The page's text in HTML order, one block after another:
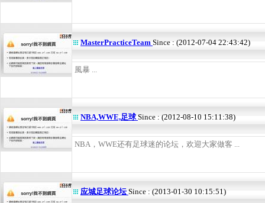
MasterPracticeTeam Since : (2012-07-04 22:43:42)
風暴 ...
NBA,WWE,足球Since : (2012-08-10 15:11:38)
NBA，WWE还有足球迷的论坛，欢迎大家做客 ...
应城足球论坛Since : (2013-01-30 10:15:51)